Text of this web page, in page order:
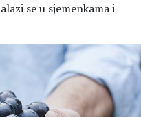
se u sjemenkama i